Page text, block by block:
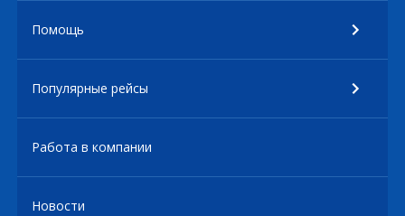
Помощь
Популярные рейсы
Работа в компании
Новости